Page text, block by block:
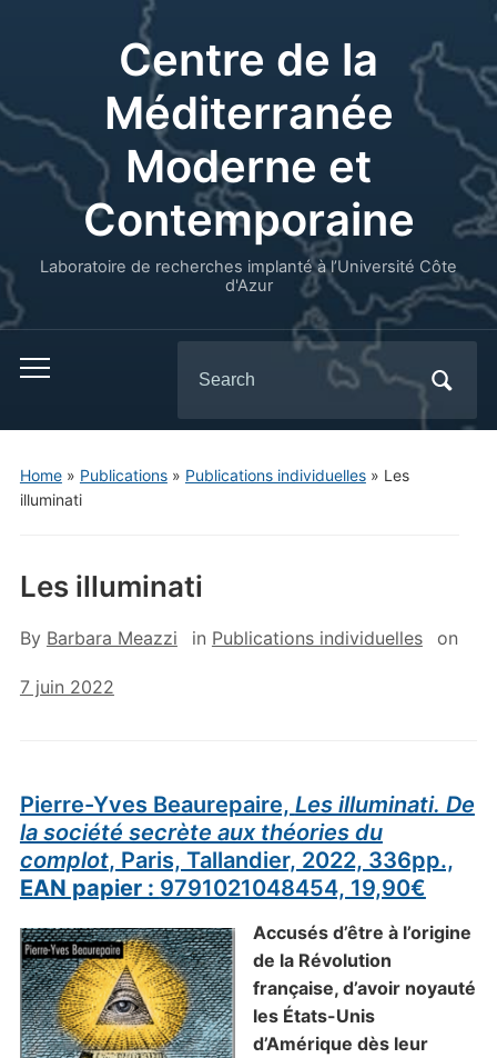
Centre de la
Méditerranée
Moderne et
Contemporaine
Laboratoire de recherches implanté à l’Université Côte
d'Azur
for:
Home» Publications» Publications individuelles» Les
illuminati
Les illuminati
By Barbara Meazzi in Publications individuelles on
7 juin 2022
Pierre-Yves Beaurepaire, Les illuminati. De
la société secrète aux théories du
complot, Paris, Tallandier, 2022, 336pp.,
EAN papier : 9791021048454, 19,90€
Accusés d’être à l’origine
de la Révolution
française, d’avoir noyauté
les États-Unis
d’Amérique dès leur